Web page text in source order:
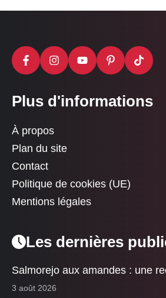
Plus d'informations
À propos
Plan du site
Contact
Politique de cookies (UE)
Mentions légales
Les dernières
Salmorejo aux amandes : une
3 août 2026